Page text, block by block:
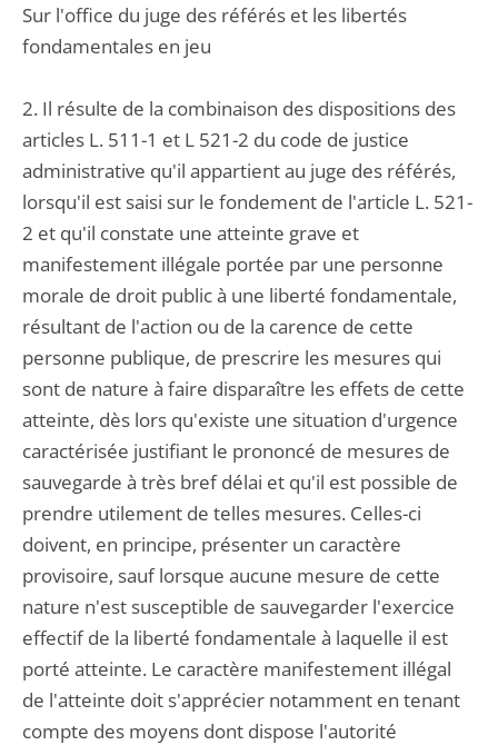
Sur l'office du juge des référés et les libertés
fondamentales en jeu
2. Il résulte de la combinaison des dispositions des
articles L. 511-1 et L 521-2 du code de justice
administrative qu'il appartient au juge des référés,
lorsqu'il est saisi sur le fondement de l'article L. 521-
2 et qu'il constate une atteinte grave et
manifestement illégale portée par une personne
morale de droit public à une liberté fondamentale,
résultant de l'action ou de la carence de cette
personne publique, de prescrire les mesures qui
sont de nature à faire disparaître les effets de cette
atteinte, dès lors qu'existe une situation d'urgence
caractérisée justifiant le prononcé de mesures de
sauvegarde à très bref délai et qu'il est possible de
prendre utilement de telles mesures. Celles-ci
doivent, en principe, présenter un caractère
provisoire, sauf lorsque aucune mesure de cette
nature n'est susceptible de sauvegarder l'exercice
effectif de la liberté fondamentale à laquelle il est
porté atteinte. Le caractère manifestement illégal
de l'atteinte doit s'apprécier notamment en tenant
compte des moyens dont dispose l'autorité